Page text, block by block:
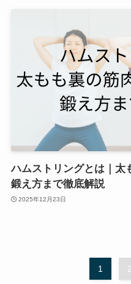
ハムストリングとは｜太
鍛え方まで徹底解説
2025年12月23日
1 2